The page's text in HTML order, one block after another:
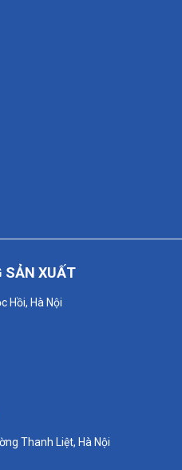
SẢN XUẤT
Hồi, Hà Nội
Thanh Liệt, Hà Nội